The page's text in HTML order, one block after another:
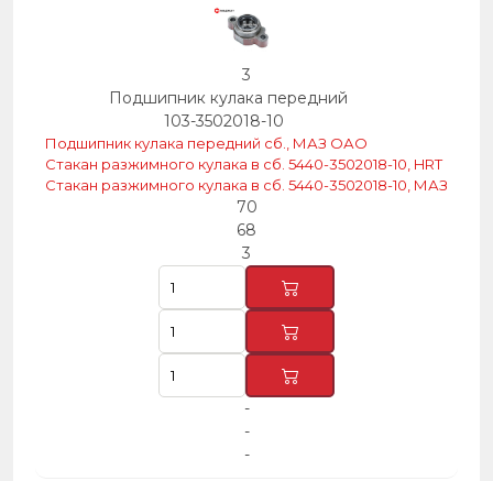
3
Подшипник кулака передний
103-3502018-10
Подшипник кулака передний сб., МАЗ ОАО
Стакан разжимного кулака в сб. 5440-3502018-10, HRT
Стакан разжимного кулака в сб. 5440-3502018-10, МАЗ
70
68
3
-
-
-